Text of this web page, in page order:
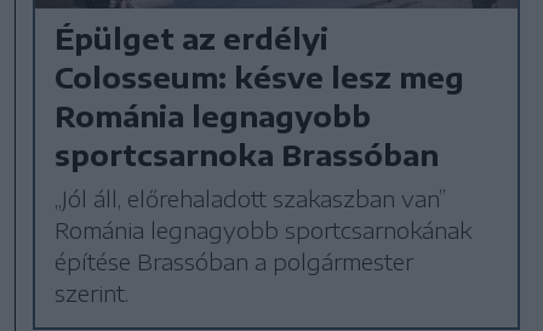
Épülget az erdélyi
Colosseum: késve lesz meg
Románia legnagyobb
sportcsarnoka Brassóban
„Jól áll, előrehaladott szakaszban van”
Románia legnagyobb sportcsarnokának
építése Brassóban a polgármester
szerint.